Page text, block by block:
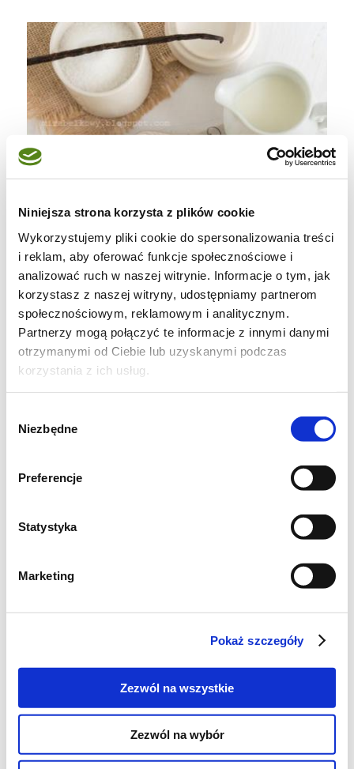
Niniejsza strona korzysta z plików cookie
Wykorzystujemy pliki cookie do spersonalizowania treści
i reklam, aby oferować funkcje społecznościowe i
analizować ruch w naszej witrynie. Informacje o tym, jak
korzystasz z naszej witryny, udostępniamy partnerom
społecznościowym, reklamowym i analitycznym.
Partnerzy mogą połączyć te informacje z innymi danymi
otrzymanymi od Ciebie lub uzyskanymi podczas
korzystania z ich usług.
zgody
Niezbędne
Preferencje
Statystyka
Marketing
Pokaż szczegóły
Zezwól na wszystkie
Zezwól na wybór
KLUSKI Z SERKA WANILIOWEGO
250g serka homogenizowanego waniliowego
(najlepiej takiego z pokruszoną laską wanilii),
1 jajko,
cynamon (opcjonalnie)
Serek i jajko połączyć w misce. Stopniowo